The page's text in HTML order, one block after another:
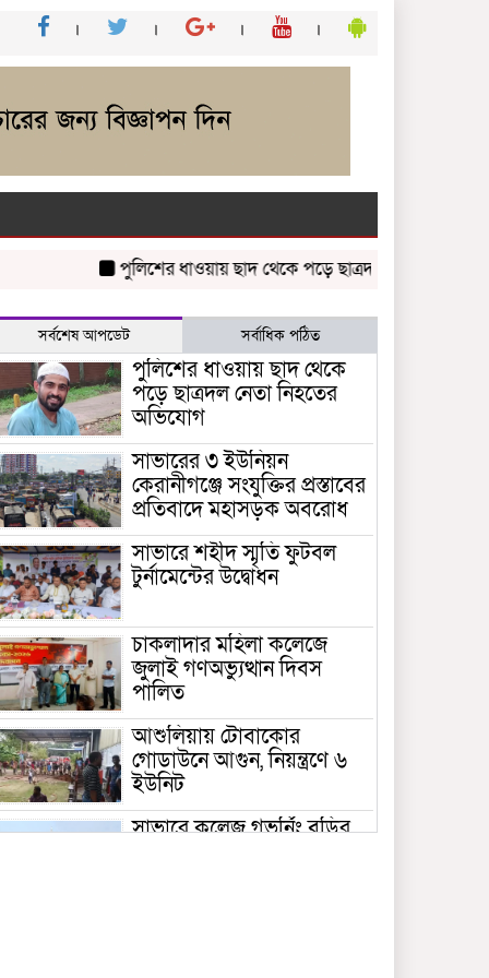
পুলিশের ধাওয়ায় ছাদ থেকে পড়ে ছাত্রদল নেতা নিহতের
সর্বশেষ আপডেট সর্বাধিক পঠিত
পুলিশের ধাওয়ায় ছাদ থেকে
পড়ে ছাত্রদল নেতা নিহতের
অভিযোগ
সাভারের ৩ ইউনিয়ন
কেরানীগঞ্জে সংযুক্তির প্রস্তাবের
প্রতিবাদে মহাসড়ক অবরোধ
সাভারে শহীদ স্মৃতি ফুটবল
টুর্নামেন্টের উদ্বোধন
চাকলাদার মহিলা কলেজে
জুলাই গণঅভ্যুত্থান দিবস
পালিত
আশুলিয়ায় টোবাকোর
গোডাউনে আগুন, নিয়ন্ত্রণে ৬
ইউনিট
সাভারে কলেজ গভর্নিং বডির